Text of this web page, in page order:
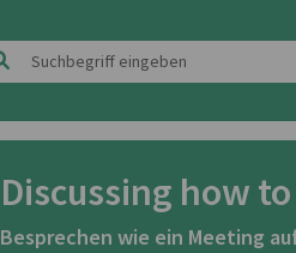
Discussing how
Besprechen wie ein Meeting